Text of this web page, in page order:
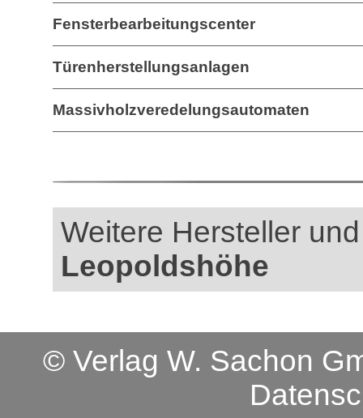
Fensterbearbeitungscenter
Türenherstellungsanlagen
Massivholzveredelungsautomaten
Weitere Hersteller
Leopoldshöhe
© Verlag W. Sachon